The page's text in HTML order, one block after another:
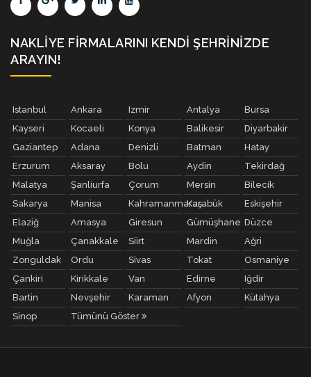
NAKLIYE FIRMALARINI KENDI ŞEHRINIZDE
ARAYIN!
Istanbul Ankara Izmir Antalya
Bursa
Kayseri
Kocaeli Konya Balikesir
Diyarbakir
Gaziantep
Adana Denizli Batman
Hatay
Erzurum
Aksaray Bolu Aydin
Tekirdağ
Malatya
Şanliurfa Çorum Mersin
Bilecik
Sakarya
Manisa KahramanmaraşKarabük
Eskişehir
Elaziğ
Amasya Giresun Gümüşhane Düzce
Muğla
Çanakkale Siirt Mardin
Ağri
Zonguldak
Ordu Sivas Tokat
Osmaniye
Çankiri
Kirikkale Van Edirne
Iğdir
Bartin
Nevşehir Karaman Afyon
Kütahya
Sinop
Tümünü Göster